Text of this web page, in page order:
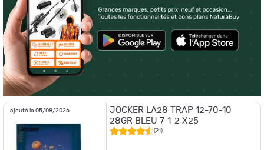
ajouté le 05/08/2026
JOCKER LA28 TRAP 12-70-10
28GR BLEU 7-1-2 X25
(21)